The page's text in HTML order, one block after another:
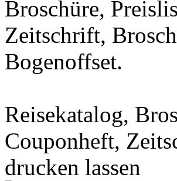
Broschüre,
Zeitschrift,
Bogenoffset.
Reisekatalog,
Couponheft,
drucken lassen